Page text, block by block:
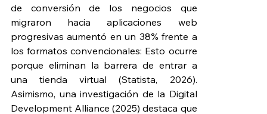
de conversión de los negocios que
migraron hacia aplicaciones web
progresivas aumentó en un 38% frente a
los formatos convencionales: Esto ocurre
porque eliminan la barrera de entrar a
una tienda virtual (Statista, 2026).
Asimismo, una investigación de la Digital
Development Alliance (2025) destaca que